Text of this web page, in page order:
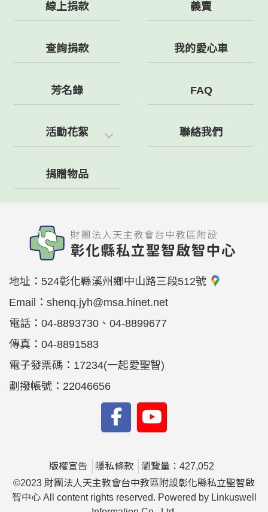
線上捐款 義賣
查詢捐款 我的愛心車
芳名錄 FAQ
活動花絮 聯絡我們
捐贈物品
地址： 524彰化縣溪州鄉中山路三段512號
Email： shenq.jyh@msa.hinet.net
電話： 04-8893730、04-8899677
傳真： 04-8891583
電子發票碼：17234(一起愛聖智)
劃撥帳號：22046656
版權宣告 隱私條款
瀏覽量：427,052
©2023 財團法人天主教會台中教區附設彰化縣私立聖智啟
智中心 All content rights reserved. Powered by Linkuswell